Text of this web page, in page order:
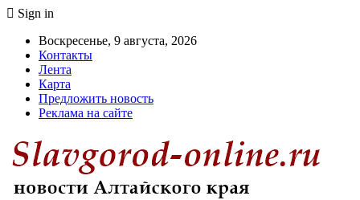
Sign in
Воскресенье, 9 августа, 2026
Контакты
Лента
Карта
Предложить новость
Реклама на сайте